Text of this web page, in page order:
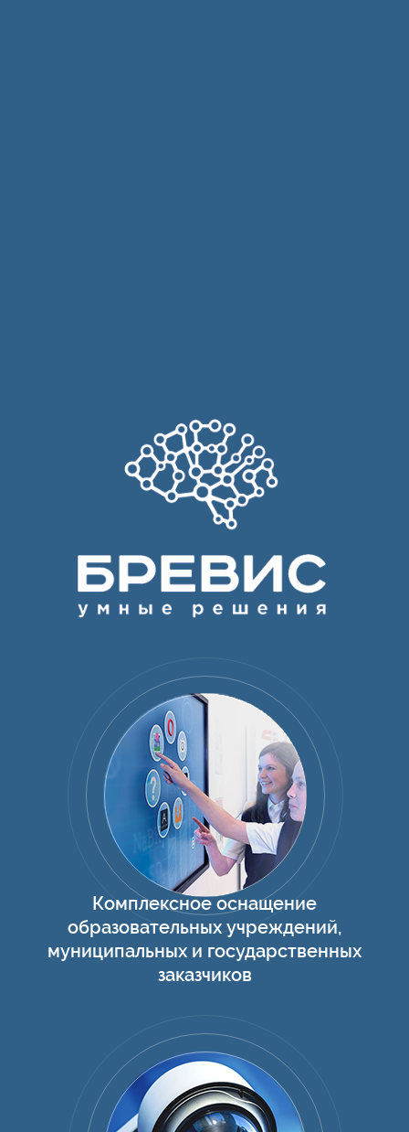
Комплексное оснащение
образовательных учреждений,
муниципальных и государственных
заказчиков